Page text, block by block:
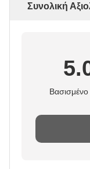
Συνολική
Βασισμένο